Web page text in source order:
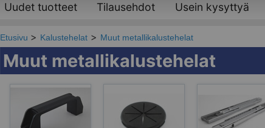
Uudet tuotteet Tilausehdot Usein kysyttyä
Etusivu Kalustehelat Muut metallikalustehelat
Muut metallikalustehelat